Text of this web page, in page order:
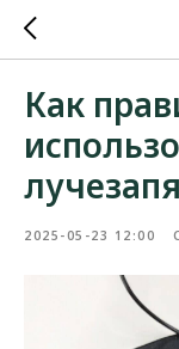
Как
2025-05-23 12:00